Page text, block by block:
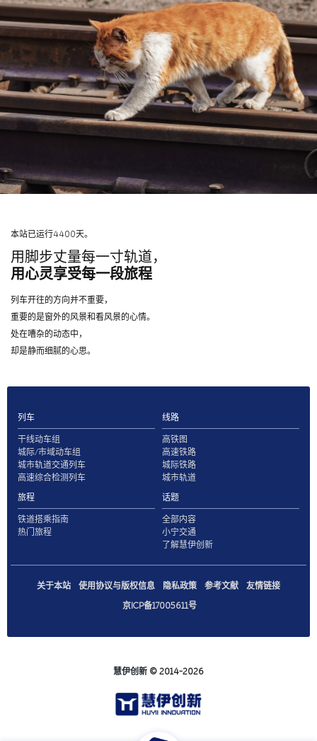
本站已运行4400天。
用脚步丈量每一寸轨道，
用心灵享受每一段旅程
列车开往的方向并不重要，
重要的是窗外的风景和看风景的心情。
处在嘈杂的动态中，
却是静而细腻的心思。
列车
干线动车组
城际/市域动车组
城市轨道交通列车
高速综合检测列车
线路
高铁图
高速铁路
城际铁路
城市轨道
旅程
铁道搭乘指南
热门旅程
话题
全部内容
小宁交通
了解慧伊创新
关于本站 使用协议与版权信息 隐私政策 参考文献
友情链接
京ICP备17005611号
慧伊创新 © 2014-2026